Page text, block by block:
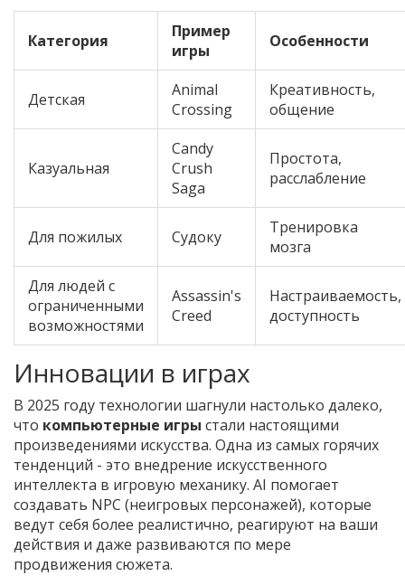
Категория
Пример
игры
Особенности
Детская
Animal
Crossing
Креативность,
общение
Казуальная
Candy
Crush
Saga
Простота,
расслабление
Для пожилых Судоку
Тренировка
мозга
Для людей с
ограниченными
возможностями
Assassin's
Creed
Настраиваемость,
доступность
Инновации в играх
В 2025 году технологии шагнули настолько далеко,
что компьютерные игры стали настоящими
произведениями искусства. Одна из самых горячих
тенденций - это внедрение искусственного
интеллекта в игровую механику. AI помогает
создавать NPC (неигровых персонажей), которые
ведут себя более реалистично, реагируют на ваши
действия и даже развиваются по мере
продвижения сюжета.